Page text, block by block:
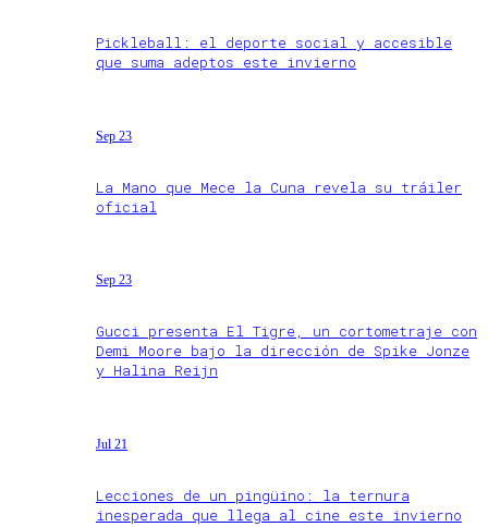
Pickleball: el deporte social y accesible
que suma adeptos este invierno
Sep 23
La Mano que Mece la Cuna revela su tráiler
oficial
Sep 23
Gucci presenta El Tigre, un cortometraje con
Demi Moore bajo la dirección de Spike Jonze
y Halina Reijn
Jul 21
Lecciones de un pingüino: la ternura
inesperada que llega al cine este invierno